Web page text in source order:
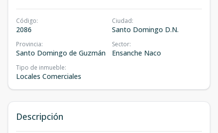
Código:
2086
Ciudad:
Santo Domingo D.N.
Provincia:
Santo Domingo de Guzmán
Sector:
Ensanche Naco
Tipo de inmueble:
Locales Comerciales
Descripción